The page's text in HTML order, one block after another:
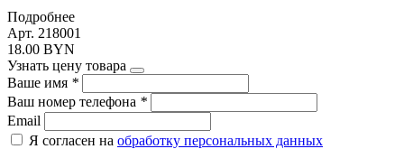
Подробнее
Арт. 218001
18.00 BYN
Узнать цену товара
Ваше имя *
Ваш номер телефона *
Email
Я согласен на обработку персональных данных